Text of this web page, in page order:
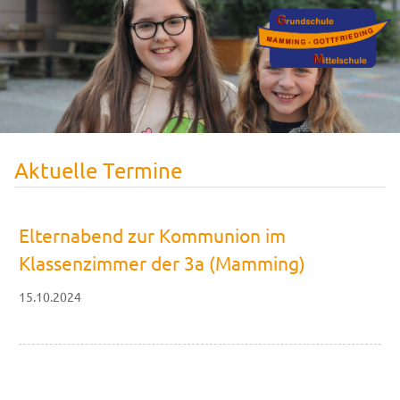
Aktuelle Termine
Elternabend zur Kommunion im
Klassenzimmer der 3a (Mamming)
15.10.2024